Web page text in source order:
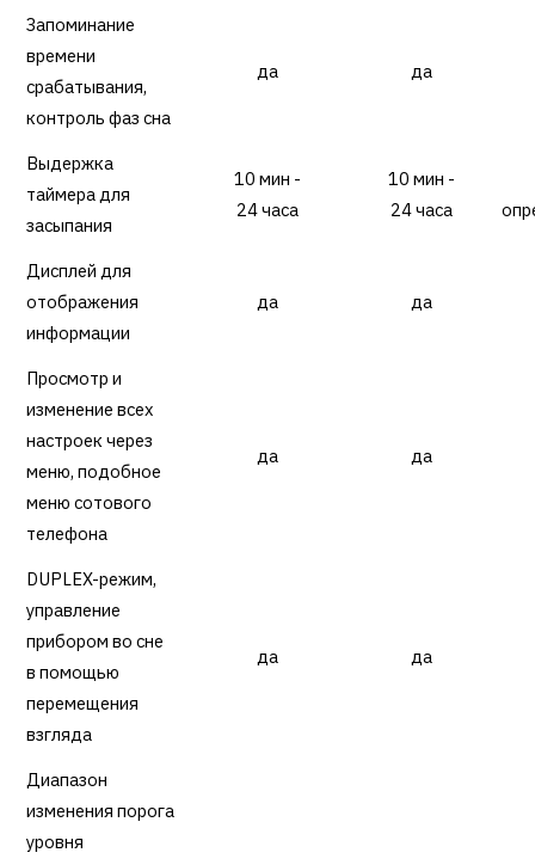
Запоминание
времени
срабатывания,
контроль фаз сна
да да
Выдержка
таймера для
засыпания
10 мин -
24 часа
10 мин -
24 часа
Дисплей для
отображения
информации
да да
Просмотр и
изменение всех
настроек через
меню, подобное
меню сотового
телефона
да да
DUPLEX-режим,
управление
прибором во сне
в помощью
перемещения
взгляда
да да
Диапазон
изменения порога
уровня